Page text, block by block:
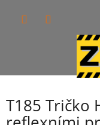
T185 Tričko